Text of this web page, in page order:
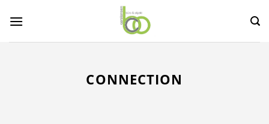
Inhalt
CONNECTION